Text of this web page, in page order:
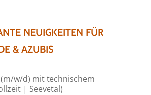
NEUIGKEITEN FÜR
& AZUBIS
(m/w/d) mit technischem
| Seevetal)